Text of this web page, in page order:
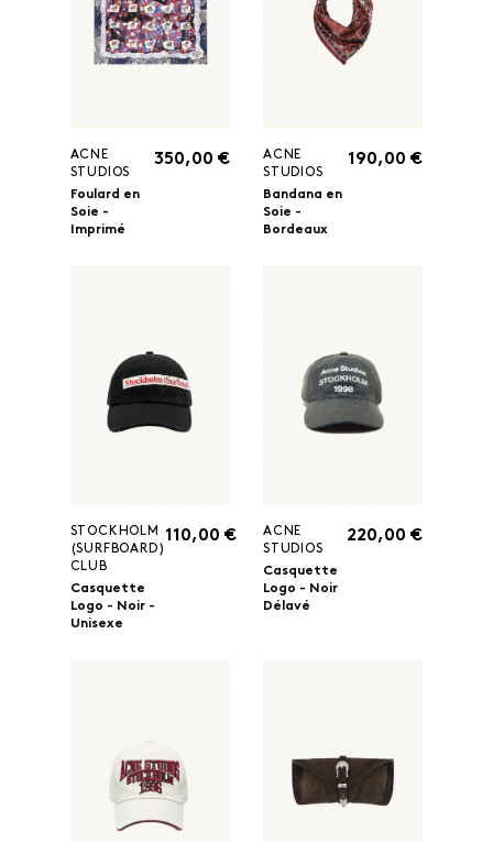
ACNE
STUDIOS
Foulard en
Soie -
Imprimé
350,00 €
ACNE
STUDIOS
Bandana en
Soie -
Bordeaux
190,00 €
STOCKHOLM
(SURFBOARD)
CLUB
Casquette
Logo - Noir -
Unisexe
110,00 €
ACNE
STUDIOS
Casquette
Logo - Noir
Délavé
220,00 €